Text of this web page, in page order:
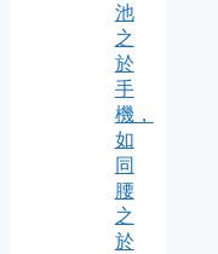
池
之
於
手
機，
如
同
腰
之
於